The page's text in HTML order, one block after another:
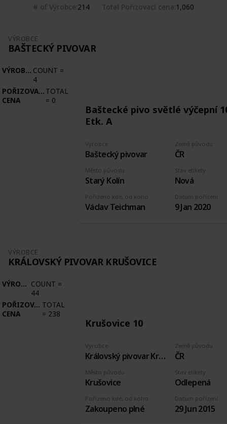
# of Výrobce 214 Total Pořizovací cena 1,060
VÝROBCE
BAŠTECKÝ PIVOVAR
VÝROBCE COUNT =
4
POŘIZOVACÍ
CENA
TOTAL
= 0
Baštecké pivo světlé výčepní
Etk. A
Výrobce
Baštecký pivovar
Země původu
ČR
Pořízeno kde, od koho
Václav Teichman
Stav etikety
Nová
Datum pořízení
9 Jan 2020
Město původu
Starý Kolín
VÝROBCE
KRÁLOVSKÝ PIVOVAR KRUŠOVICE
VÝROBCE COUNT =
44
POŘIZOVACÍ
CENA
TOTAL
= 238
Krušovice 10
Výrobce
Královský pivovar Krušovice
Země původu
ČR
Pořízeno kde, od koho
Zakoupeno plné
Stav etikety
Odlepená
Datum pořízení
29 Jun 2015
Město původu
Krušovice